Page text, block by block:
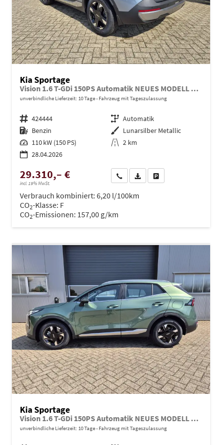
Kia Sportage
Vision 1.6 T-GDi 150PS Automatik NEUES MODELL MY26 FACELIFT Sitzheizung Lenkradheizung Klimaautomatik Navi Bluetooth Touchscreen Apple CarPlay Android Auto PDC v+h 17"LM Rückf.Kamera ACC 2x Keyless
unverbindliche Lieferzeit: 10 Tage Fahrzeug mit Tageszulassung
Fahrzeugnr. 424444 Getriebe Automatik
Kraftstoff Benzin Außenfarbe Lunarsilber Metallic
Leistung 110 kW (150 PS) Kilometerstand 2 km
28.04.2026
29.310,– €
incl. 19% MwSt.
Wir rufen Sie anPDF-Datei, Fahrzeugexposé
Verbrauch kombiniert: 6,20 l/100km
CO2-Klasse: F
CO2-Emissionen: 157,00 g/km
Kia Sportage
Vision 1.6 T-GDi 150PS Automatik NEUES MODELL MY26 FACELIFT Sitzheizung Lenkradheizung Klimaautomatik Navi Bluetooth Touchscreen Apple CarPlay Android Auto PDC v+h 17"LM Rückf.Kamera ACC 2x Keyless
unverbindliche Lieferzeit: 10 Tage Fahrzeug mit Tageszulassung